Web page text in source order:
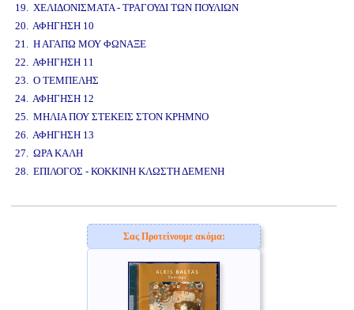
19. ΧΕΛΙΔΟΝΙΣΜΑΤΑ - ΤΡΑΓΟΥΔΙ ΤΩΝ ΠΟΥΛΙΩΝ
20. ΑΦΗΓΗΣΗ 10
21. Η ΑΓΑΠΩ ΜΟΥ ΦΩΝΑΞΕ
22. ΑΦΗΓΗΣΗ 11
23. Ο ΤΕΜΠΕΛΗΣ
24. ΑΦΗΓΗΣΗ 12
25. ΜΗΛΙΑ ΠΟΥ ΣΤΕΚΕΙΣ ΣΤΟΝ ΚΡΗΜΝΟ
26. ΑΦΗΓΗΣΗ 13
27. ΩΡΑ ΚΑΛΗ
28. ΕΠΙΛΟΓΟΣ - ΚΟΚΚΙΝΗ ΚΛΩΣΤΗ ΔΕΜΕΝΗ
Σας Προτείνουμε ακόμα: